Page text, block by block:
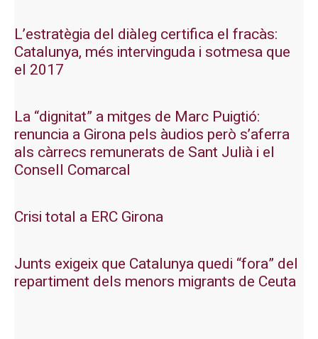
L’estratègia del diàleg certifica el fracàs:
Catalunya, més intervinguda i sotmesa que
el 2017
La “dignitat” a mitges de Marc Puigtió:
renuncia a Girona pels àudios però s’aferra
als càrrecs remunerats de Sant Julià i el
Consell Comarcal
Crisi total a ERC Girona
Junts exigeix que Catalunya quedi “fora” del
repartiment dels menors migrants de Ceuta